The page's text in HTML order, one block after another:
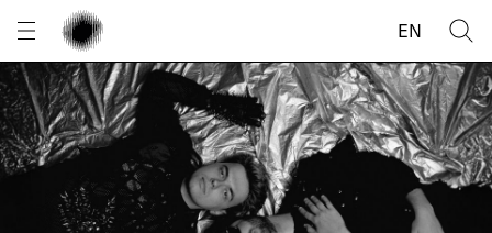
EN
Panneau de gestion des cookies